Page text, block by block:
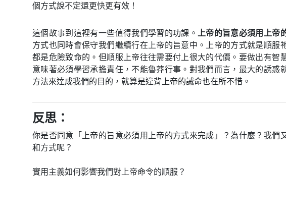
個方式說不定還更快更有效！
這個故事到這裡有一些值得我們學習的功課。 上帝的旨意必須用上帝
方式也同時會保守我們繼續行在上帝的旨意中。上帝的方式就是順服
都是危險致命的。但順服上帝往往需要付上很大的代價。要做出有智
意味著必須學習承擔責任，不能魯莽行事。對我們而言，最大的誘惑
方法來達成我們的目的，就算是違背上帝的誡命也在所不惜。
反思：
你是否同意「上帝的旨意必須用上帝的方式來完成」？為什麼？我們
和方式呢？
實用主義如何影響我們對上帝命令的順服？